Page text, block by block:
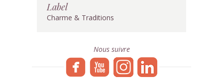
Label
Charme & Traditions
Nous suivre